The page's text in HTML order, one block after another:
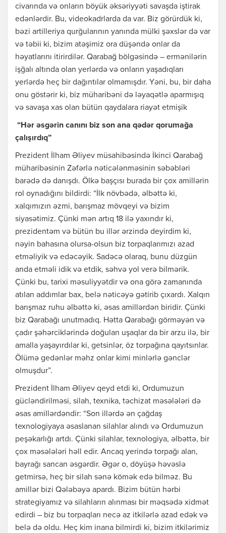
civarında və onların böyük əksəriyyəti savaşda iştirak
edənlərdir. Bu, videokadrlarda da var. Biz görürdük ki,
bəzi artilleriya qurğularının yanında mülki şəxslər də var
və təbii ki, bizim atəşimiz ora düşəndə onlar da
həyatlarını itirirdilər. Qarabağ bölgəsində – ermənilərin
işğalı altında olan yerlərdə və onların yaşadıqları
yerlərdə heç bir dağıntılar olmamışdır. Yəni, bu, bir daha
onu göstərir ki, biz müharibəni də ləyaqətlə aparmışıq
və savaşa xas olan bütün qaydalara riayət etmişik
“Hər əsgərin canını biz son ana qədər qorumağa
çalışırdıq”
Prezident İlham Əliyev müsahibəsində İkinci Qarabağ
müharibəsinin Zəfərlə nəticələnməsinin səbəbləri
barədə də danışdı. Ölkə başçısı burada bir çox amillərin
rol oynadığını bildirdi: “İlk növbədə, əlbəttə ki,
xalqımızın əzmi, barışmaz mövqeyi və bizim
siyasətimiz. Çünki mən artıq 18 ilə yaxındır ki,
prezidentəm və bütün bu illər ərzində deyirdim ki,
nəyin bahasına olursa-olsun biz torpaqlarımızı azad
etməliyik və edəcəyik. Sadəcə olaraq, bunu düzgün
anda etməli idik və etdik, səhvə yol verə bilmərik.
Çünki bu, tarixi məsuliyyətdir və ona görə zamanında
atılan addımlar bax, belə nəticəyə gətirib çıxardı. Xalqın
barışmaz ruhu əlbəttə ki, əsas amillərdən biridir. Çünki
biz Qarabağı unutmadıq. Hətta Qarabağı görməyən və
çadır şəhərciklərində doğulan uşaqlar da bir arzu ilə, bir
amalla yaşayırdılar ki, getsinlər, öz torpağına qayıtsınlar.
Ölümə gedənlər məhz onlar kimi minlərlə gənclər
olmuşdur”.
Prezident İlham Əliyev qeyd etdi ki, Ordumuzun
gücləndirilməsi, silah, texnika, təchizat məsələləri də
əsas amillərdəndir: “Son illərdə ən çağdaş
texnologiyaya əsaslanan silahlar alındı və Ordumuzun
peşəkarlığı artdı. Çünki silahlar, texnologiya, əlbəttə, bir
çox məsələləri həll edir. Ancaq yerində torpağı alan,
bayrağı sancan əsgərdir. Əgər o, döyüşə həvəslə
getmirsə, heç bir silah sənə kömək edə bilməz. Bu
amillər bizi Qələbəyə apardı. Bizim bütün hərbi
strategiyamız və silahların alınması bir məqsədə xidmət
edirdi – biz bu torpaqları necə az itkilərlə azad edək və
belə də oldu. Heç kim inana bilmirdi ki, bizim itkilərimiz